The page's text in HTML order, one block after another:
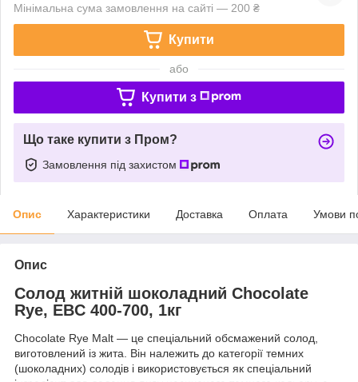
Мінімальна сума замовлення на сайті — 200 ₴
Купити
або
Купити з
Що таке купити з Пром?
Замовлення під захистом
Опис Характеристики Доставка Оплата Умови
Опис
Солод житній шоколадний Chocolate
Rye, EBC 400-700, 1кг
Chocolate Rye Malt — це спеціальний обсмажений солод,
виготовлений із жита. Він належить до категорії темних
(шоколадних) солодів і використовується як спеціальний